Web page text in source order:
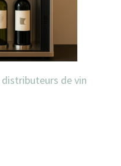
de vin